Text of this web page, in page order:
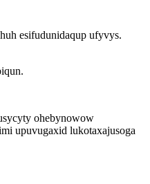
esifudunidaqup ufyvys.
ohebynowow
upuvugaxid lukotaxajusoga